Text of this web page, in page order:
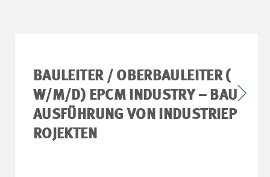
BAULEITER / OBERBAULEITER (
W/M/D) EPCM INDUSTRY – BAU
AUSFÜHRUNG VON INDUSTRIEP
ROJEKTEN